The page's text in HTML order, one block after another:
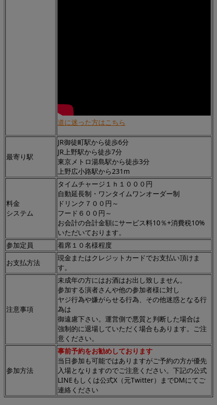
道に迷った方はこちら
最寄り駅
JR御徒町駅から徒歩6分
JR上野駅から徒歩7分
東京メトロ湯島駅から徒歩3分
上野広小路駅から231m
料金
システム
タイムチャージ１ｈ１０００円
自動延長制・ワンタイムワンオーダー制
ドリンク７００円～
フード６００円～
お会計の合計金額にサービス料10％+消費税10%
いただいております。
参加定員
着席１０名様程度
お支払方法
現金またはクレジットカードでお支払い頂けま
す。
注意事項
未成年の方にはお酒はお出し致しません。
参加する演者さんや他の参加者様に対し
ヤジ行為や嫌がらせる行為、その他迷惑となる行
為は
御遠慮下さい。運営側で悪質と判断した場合は
強制的に退場していただく場合もあります。ご注
意ください。
参加方法
事前予約をお勧めしております
当日参加も可能ではありますがご予約の方が優先
入場となりますのでご注意ください。下記の公式
LINEもしくは公式X（元Twitter）までDMにてご
連絡ください